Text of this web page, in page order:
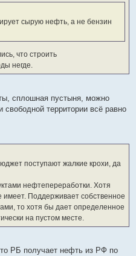
сырую нефть, а не бензин
что строить
негде.
сплошная пустыня, можно
территории всё равно
поступают жалкие крохи, да
нефтепереработки. Хотя
Поддерживает собственное
то хотя бы дает определенное
на пустом месте.
РБ получает нефть из РФ по